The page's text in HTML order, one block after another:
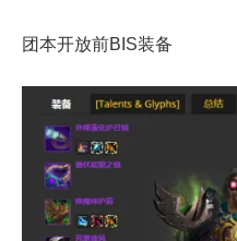
团本开放前BIS装备